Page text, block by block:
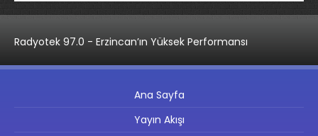
Radyotek 97.0 - Erzincan’ın Yüksek Performansı
Ana Sayfa
Yayın Akışı